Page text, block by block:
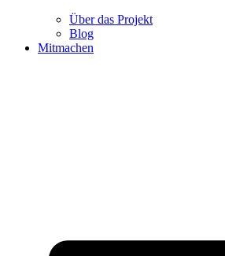
Über das Projekt
Blog
Mitmachen